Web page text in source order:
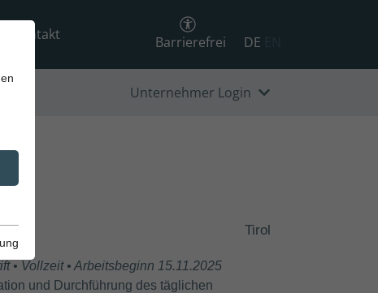
Kontakt Barrierefrei DE
Unternehmer Login
Tirol
• Vollzeit • Arbeitsbeginn 15.11.2025
und Durchführung des täglichen